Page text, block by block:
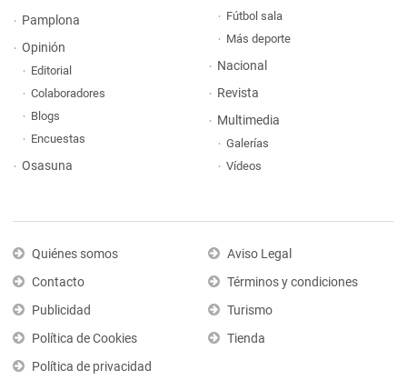
Pamplona
Opinión
Editorial
Colaboradores
Blogs
Encuestas
Osasuna
Fútbol sala
Más deporte
Nacional
Revista
Multimedia
Galerías
Vídeos
Quiénes somos
Contacto
Publicidad
Política de Cookies
Política de privacidad
Aviso Legal
Términos y condiciones
Turismo
Tienda